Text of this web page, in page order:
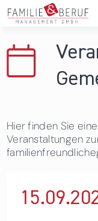
Direkt zum Inhalt
Persönliche
Das sind wir
Hier finden Sie
Veranstaltungen
15.09.